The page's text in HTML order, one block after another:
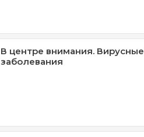
В центре внимания. Вирусные
заболевания